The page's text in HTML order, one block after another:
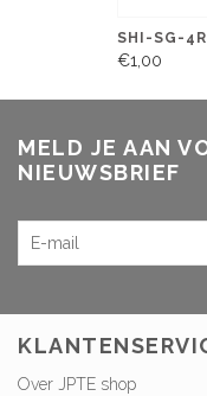
SHI-SG-
€1,00
MELD JE AAN
NIEUWSBRIEF
Over JPTE shop